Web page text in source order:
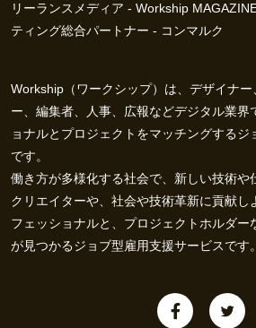
リーランスメディア - Workship
ティング総合パートナー - コンマルク
Workship（ワークシップ）は、デザイナ
ー、編集者、人事、広報などデジタル業界
ョナルとプロジェクトをマッチングするジ
です。
働き方が多様化する社会で、新しい技術や
クリエイターや、社会や技術革新に貢献し
フェッショナルと、プロジェクトホルダー
が見つかるジョブ型雇用支援サービスです。